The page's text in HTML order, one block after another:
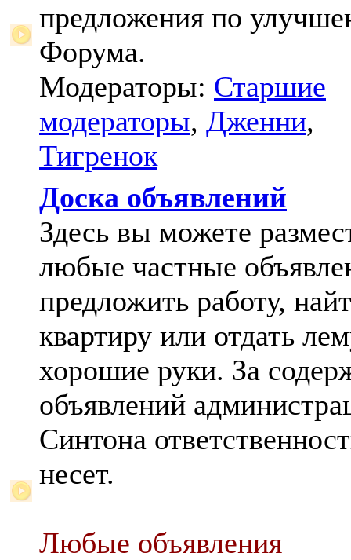
предложения по
Форума.
Модераторы: Старшие
модераторы, Дженни,
Тигренок
Доска объявлений
Здесь вы можете
любые частные
предложить работу,
квартиру или отдать
хорошие руки. За
объявлений
Синтона
несет.
Любые объявления